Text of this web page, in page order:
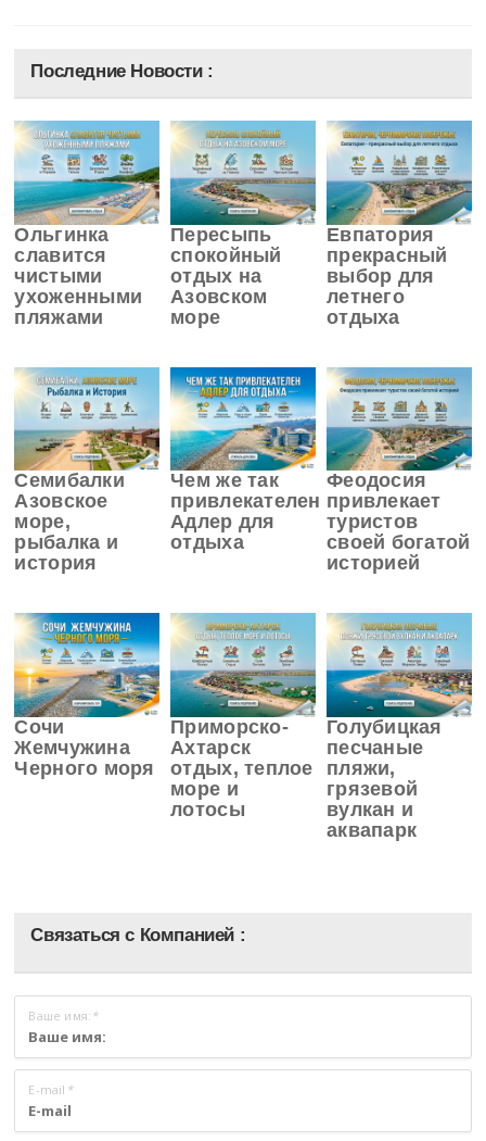
Последние Новости :
Ольгинка
славится
чистыми
ухоженными
пляжами
Пересыпь
спокойный
отдых на
Азовском
море
Евпатория
прекрасный
выбор для
летнего
отдыха
Семибалки
Азовское
море,
рыбалка и
история
Чем же так
привлекателен
Адлер для
отдыха
Феодосия
привлекает
туристов
своей богатой
историей
Сочи
Жемчужина
Черного моря
Приморско-
Ахтарск
отдых, теплое
море и
лотосы
Голубицкая
песчаные
пляжи,
грязевой
вулкан и
аквапарк
Связаться с Компанией :
Ваше имя: *
E-mail *